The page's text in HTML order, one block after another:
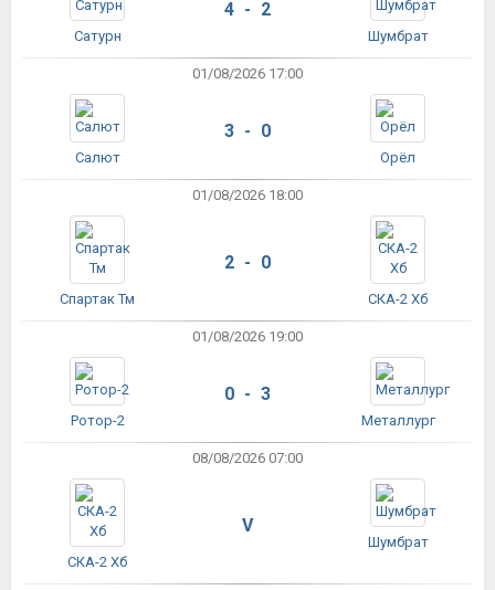
Сатурн
4 - 2
Шумбрат
01/08/2026 17:00
Салют
3 - 0
Орёл
01/08/2026 18:00
Спартак Тм
2 - 0
СКА-2 Хб
01/08/2026 19:00
Ротор-2
0 - 3
Металлург
08/08/2026 07:00
СКА-2 Хб
V
Шумбрат